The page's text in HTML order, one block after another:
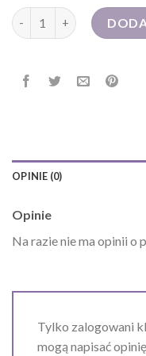
ilość david jones torebki
OPINIE (0)
Opinie
Na razie nie ma opinii o
Tylko zalogowani
mogą napisać opinię.